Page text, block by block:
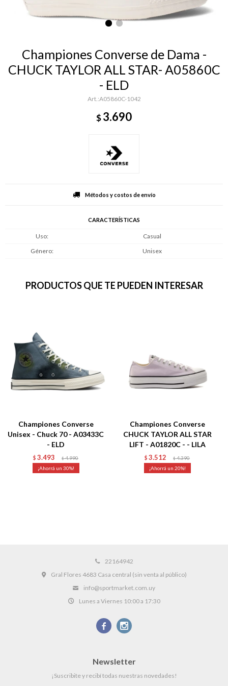
Championes Converse de Dama -
CHUCK TAYLOR ALL STAR- A05860C
- ELD
A05860C-1042
$3.690
Métodos y costos de envío
CARACTERÍSTICAS
Uso
Casual
Género
Unisex
PRODUCTOS QUE TE PUEDEN INTERESAR
Championes Converse
Unisex - Chuck 70 - A03433C
- ELD
$ 3.493 $ 4.990
30
Championes Converse
CHUCK TAYLOR ALL STAR
LIFT - A01820C - - LILA
$ 3.512 $ 4.390
20
22164942
Gral Flores 4683 Casa central (sin venta al público)
info@sportmarket.com.uy
Lunes a Viernes 10:00 a 17:30
 
Newsletter
¡Suscribite y recibí todas nuestras novedades!